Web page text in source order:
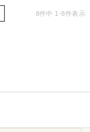
8件中 1 -8件表示